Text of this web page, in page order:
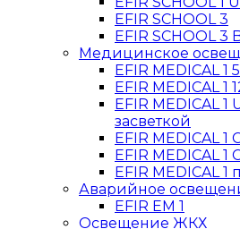
EFIR SCHOOL 3
EFIR SCHOOL 3
Медицинское
EFIR MEDICAL 1
EFIR MEDICAL 1
EFIR MEDICAL
засветкой
EFIR MEDICAL 1
EFIR MEDICAL 1
EFIR MEDICAL
Аварийное
EFIR EM 1
Освещение ЖКХ